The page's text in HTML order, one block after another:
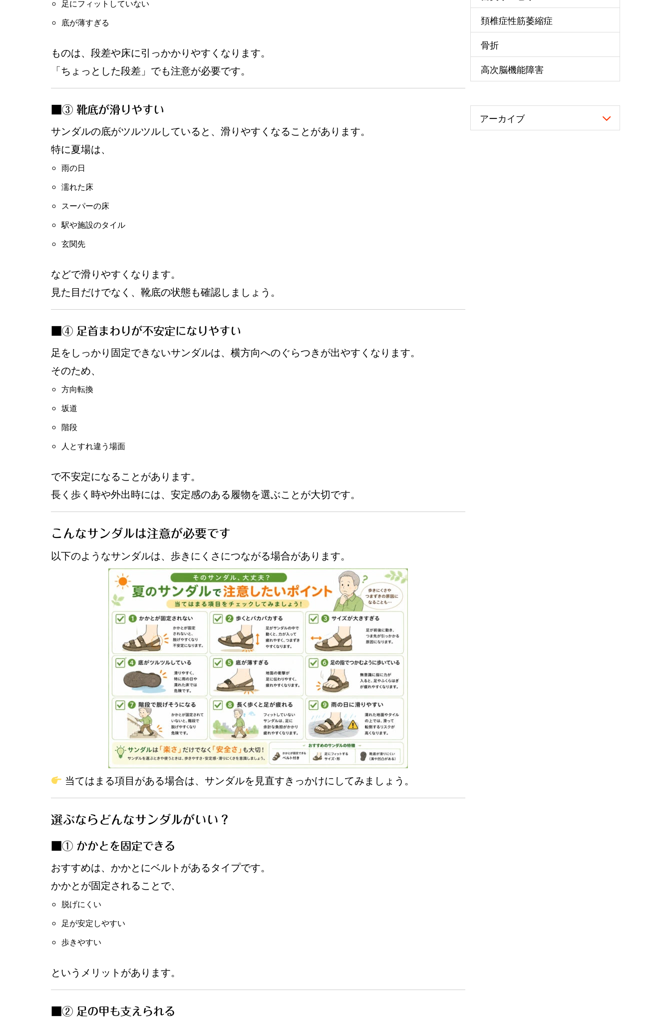
足にフィットしていない
底が薄すぎる
ものは、段差や床に引っかかりやすくなります。
「ちょっとした段差」でも注意が必要です。
■③ 靴底が滑りやすい
サンダルの底がツルツルしていると、滑りやすくなることがあります。
特に夏場は、
雨の日
濡れた床
スーパーの床
駅や施設のタイル
玄関先
などで滑りやすくなります。
見た目だけでなく、靴底の状態も確認しましょう。
■④ 足首まわりが不安定になりやすい
足をしっかり固定できないサンダルは、横方向へのぐらつきが出やすくなります。
そのため、
方向転換
坂道
階段
人とすれ違う場面
で不安定になることがあります。
長く歩く時や外出時には、安定感のある履物を選ぶことが大切です。
こんなサンダルは注意が必要です
以下のようなサンダルは、歩きにくさにつながる場合があります。
当てはまる項目がある場合は、サンダルを見直すきっかけにしてみましょう。
選ぶならどんなサンダルがいい？
■① かかとを固定できる
おすすめは、かかとにベルトがあるタイプです。
かかとが固定されることで、
脱げにくい
足が安定しやすい
歩きやすい
というメリットがあります。
■② 足の甲も支えられる
頚椎症性筋萎縮症
骨折
高次脳機能障害
アーカイブ